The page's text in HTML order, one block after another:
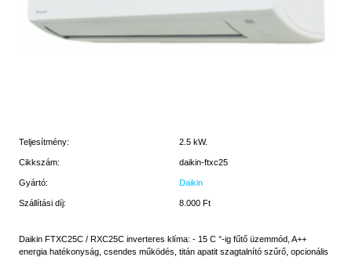
Teljesítmény: 2.5 kW.
Cikkszám: daikin-ftxc25
Gyártó: Daikin
Szállítási díj: 8.000 Ft
Daikin FTXC25C / RXC25C inverteres klíma: - 15 C °-ig fűtő üzemmód, A++
energia hatékonyság, csendes működés, titán apatit szagtalnító szűrő, opcionális